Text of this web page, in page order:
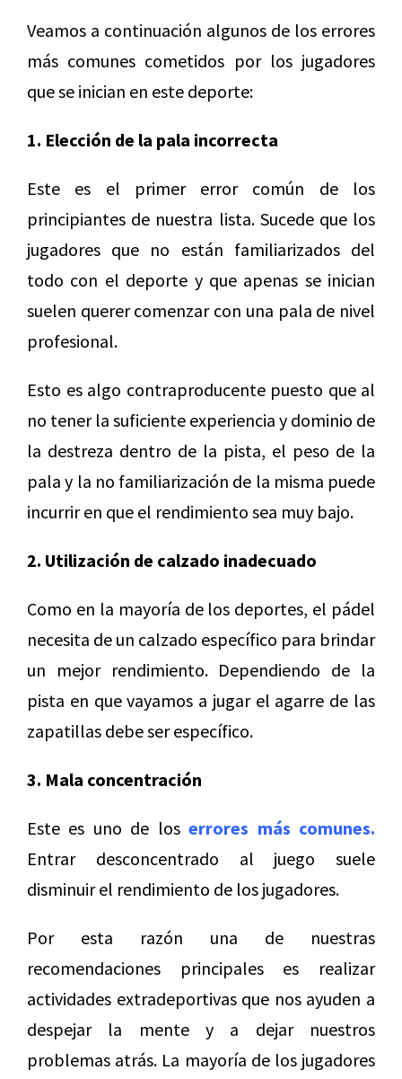
Veamos a continuación algunos de los errores
más comunes cometidos por los jugadores
que se inician en este deporte:
1. Elección de la pala incorrecta
Este es el primer error común de los
principiantes de nuestra lista. Sucede que los
jugadores que no están familiarizados del
todo con el deporte y que apenas se inician
suelen querer comenzar con una pala de nivel
profesional.
Esto es algo contraproducente puesto que al
no tener la suficiente experiencia y dominio de
la destreza dentro de la pista, el peso de la
pala y la no familiarización de la misma puede
incurrir en que el rendimiento sea muy bajo.
2. Utilización de calzado inadecuado
Como en la mayoría de los deportes, el pádel
necesita de un calzado específico para brindar
un mejor rendimiento. Dependiendo de la
pista en que vayamos a jugar el agarre de las
zapatillas debe ser específico.
3. Mala concentración
Este es uno de loserrores más comunes.
Entrar desconcentrado al juego suele
disminuir el rendimiento de los jugadores.
Por esta razón una de nuestras
recomendaciones principales es realizar
actividades extradeportivas que nos ayuden a
despejar la mente y a dejar nuestros
problemas atrás. La mayoría de los jugadores